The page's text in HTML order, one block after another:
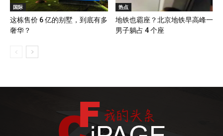
国际
这栋售价 6 亿的别墅，到底有多
奢华？
热点
地铁也霸座？北京地铁早高峰一
男子躺占 4 个座